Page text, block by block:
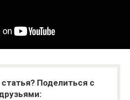
Поделиться с